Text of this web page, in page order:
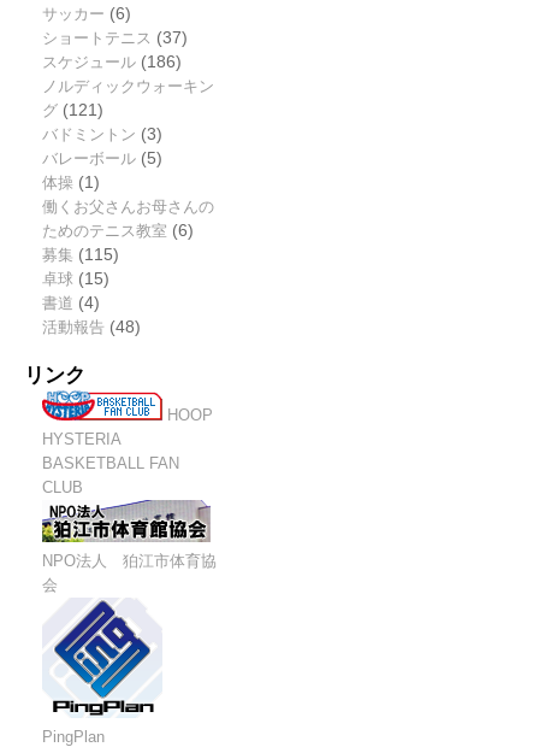
サッカー (6)
ショートテニス (37)
スケジュール(186)
ノルディックウォーキン
グ(121)
バドミントン (3)
バレーボール(5)
体操(1)
働くお父さんお母さんの
ためのテニス教室 (6)
募集 (115)
卓球 (15)
書道 (4)
活動報告(48)
リンク
HOOP
HYSTERIA
BASKETBALL FAN
CLUB
NPO法人 狛江市体育協
会
PingPlan